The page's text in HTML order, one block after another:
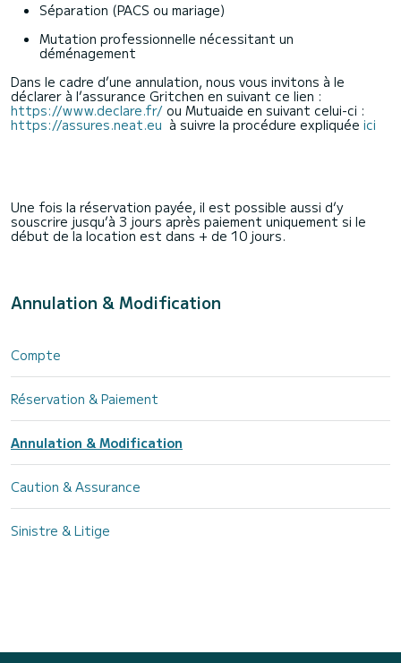
Annulation & Modification
Compte
Réservation & Paiement
Annulation & Modification
Caution & Assurance
Sinistre & Litige
Séparation (PACS ou mariage)
Mutation professionnelle nécessitant un
déménagement
Dans le cadre d’une annulation, nous vous invitons à le
déclarer à l’assurance Gritchen en suivant ce lien :
https://www.declare.fr/ ou Mutuaide en suivant celui-ci :
https://assures.neat.eu à suivre la procédure expliquée ici
Une fois la réservation payée, il est possible aussi d’y
souscrire jusqu’à 3 jours après paiement uniquement si le
début de la location est dans + de 10 jours.